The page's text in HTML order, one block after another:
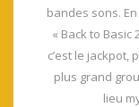
bandes sons.
« Back to Basic
c’est le jackpot,
plus grand
lieu